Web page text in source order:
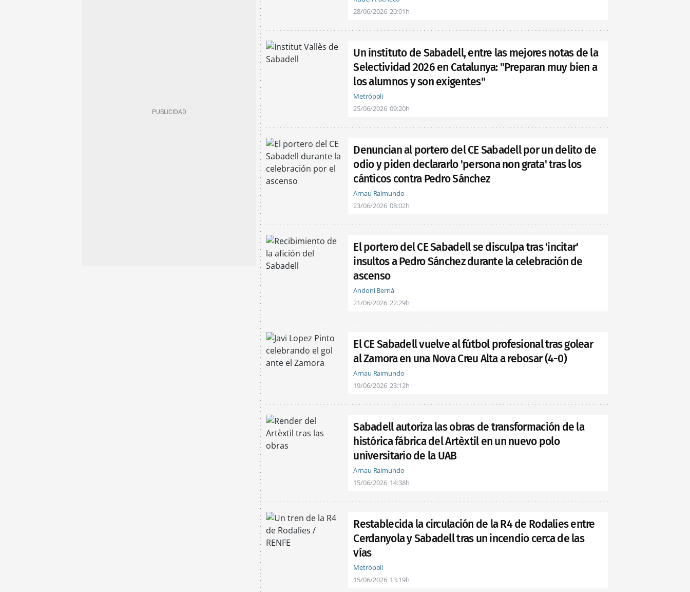
28/06/2026 20:01h
Un instituto de Sabadell, entre las mejores notas de la
Selectividad 2026 en Catalunya: "Preparan muy bien a
los alumnos y son exigentes"
Metrópoli
25/06/2026 09:20h
Denuncian al portero del CE Sabadell por un delito de
odio y piden declararlo 'persona non grata' tras los
cánticos contra Pedro Sánchez
Arnau Raimundo
23/06/2026 08:02h
El portero del CE Sabadell se disculpa tras 'incitar'
insultos a Pedro Sánchez durante la celebración de
ascenso
Andoni Berná
21/06/2026 22:29h
El CE Sabadell vuelve al fútbol profesional tras golear
al Zamora en una Nova Creu Alta a rebosar (4-0)
Arnau Raimundo
19/06/2026 23:12h
Sabadell autoriza las obras de transformación de la
histórica fábrica del Artèxtil en un nuevo polo
universitario de la UAB
Arnau Raimundo
15/06/2026 14:38h
Restablecida la circulación de la R4 de Rodalies entre
Cerdanyola y Sabadell tras un incendio cerca de las
vías
Metrópoli
15/06/2026 13:19h